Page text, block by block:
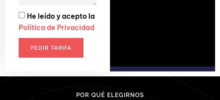
He leído y acepto la
Política de Privacidad
PEDIR TARIFA
POR QUÉ ELEGIRNOS